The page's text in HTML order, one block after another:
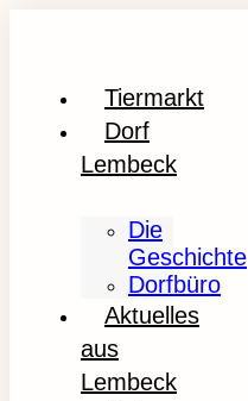
Tiermarkt
Dorf
Lembeck
Die
Geschichte
Dorfbüro
Aktuelles
aus
Lembeck